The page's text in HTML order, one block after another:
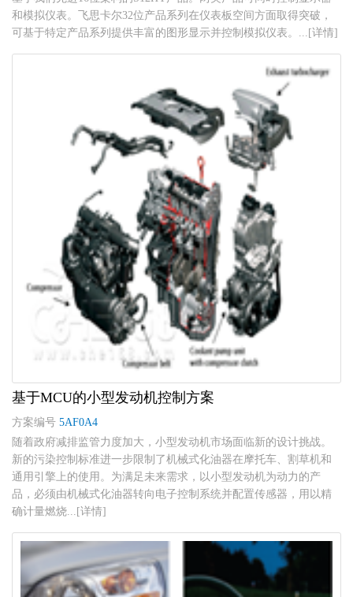
和模拟仪表。飞思卡尔32位产品系列在仪表板空间方面取得突破，
可基于特定产品系列提供丰富的图形显示并控制模拟仪表。...[详情]
基于MCU的小型发动机控制方案
方案编号 5AF0A4
随着政府减排监管力度加大，小型发动机市场面临新的设计挑战。
新的污染控制标准进一步限制了机械式化油器在摩托车、割草机和
通用引擎上的使用。为满足未来需求，以小型发动机为动力的产
品，必须由机械式化油器转向电子控制系统并配置传感器，用以精
确计量燃烧...[详情]